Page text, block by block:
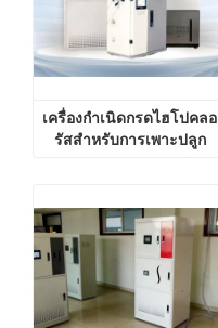
เครื่องกำเนิดกรดไฮโปคลอ
รัสสำหรับการเพาะปลูก